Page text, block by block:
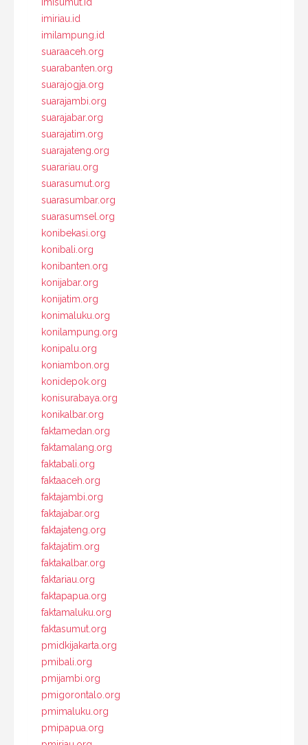
imiriau.id
imilampung.id
suaraaceh.org
suarabanten.org
suarajogja.org
suarajambi.org
suarajabar.org
suarajatim.org
suarajateng.org
suarariau.org
suarasumut.org
suarasumbar.org
suarasumsel.org
konibekasi.org
konibali.org
konibanten.org
konijabar.org
konijatim.org
konimaluku.org
konilampung.org
konipalu.org
koniambon.org
konidepok.org
konisurabaya.org
konikalbar.org
faktamedan.org
faktamalang.org
faktabali.org
faktaaceh.org
faktajambi.org
faktajabar.org
faktajateng.org
faktajatim.org
faktakalbar.org
faktariau.org
faktapapua.org
faktamaluku.org
faktasumut.org
pmidkijakarta.org
pmibali.org
pmijambi.org
pmigorontalo.org
pmimaluku.org
pmipapua.org